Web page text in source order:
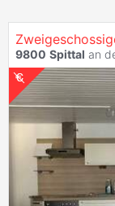
9800 Spittal an